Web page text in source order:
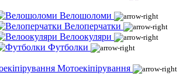
Велошоломи
Велоперчатки
Велоокуляри
Футболки
Мотоекіпірування